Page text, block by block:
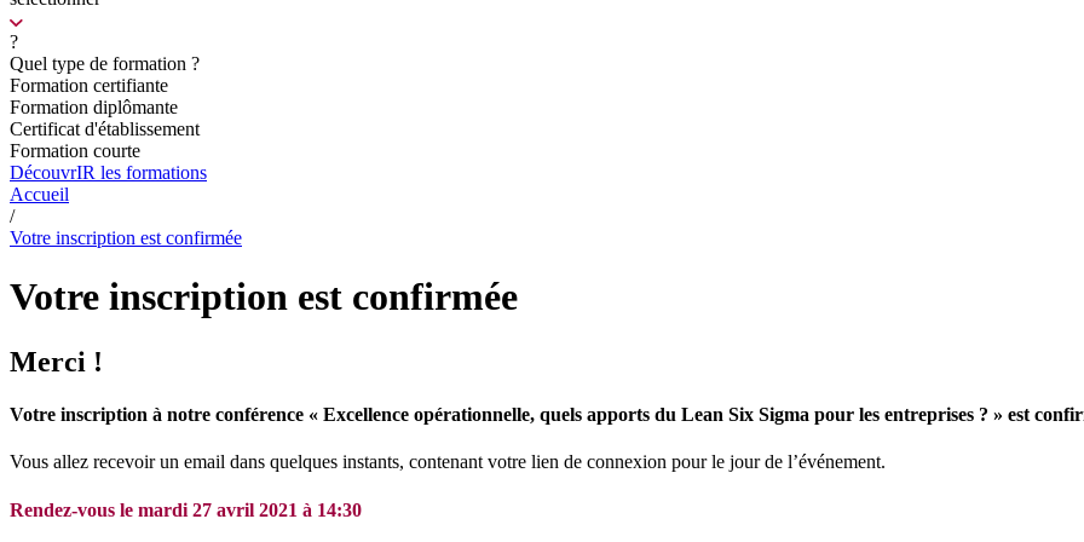
?
Quel type de formation ?
Formation certifiante
Formation diplômante
Certificat d'établissement
Formation courte
DécouvrIR les formations
Accueil
/
Votre inscription est confirmée
Votre inscription est confirmée
Merci !
Votre inscription à notre conférence « Excellence opérationnelle, quels apports du Lean Six Sigma pour les entreprises ? » est
Vous allez recevoir un email dans quelques instants, contenant votre lien de connexion pour le jour de l’événement.
Rendez-vous le mardi 27 avril 2021 à 14:30